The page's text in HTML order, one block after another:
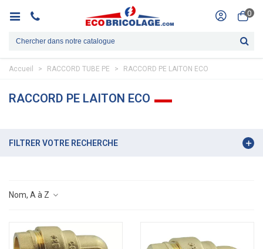
0
Accueil > RACCORD TUBE PE > RACCORD PE LAITON ECO
RACCORD PE LAITON ECO
FILTRER VOTRE RECHERCHE
Nom, A à Z